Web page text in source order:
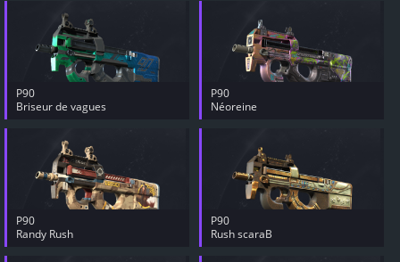
P90
Briseur de vagues
P90
Néoreine
P90
Randy Rush
P90
Rush scaraB